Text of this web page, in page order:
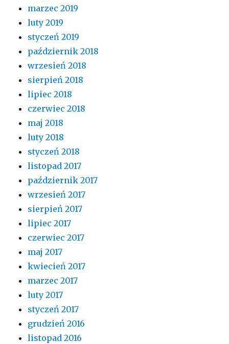
marzec 2019
luty 2019
styczeń 2019
październik 2018
wrzesień 2018
sierpień 2018
lipiec 2018
czerwiec 2018
maj 2018
luty 2018
styczeń 2018
listopad 2017
październik 2017
wrzesień 2017
sierpień 2017
lipiec 2017
czerwiec 2017
maj 2017
kwiecień 2017
marzec 2017
luty 2017
styczeń 2017
grudzień 2016
listopad 2016